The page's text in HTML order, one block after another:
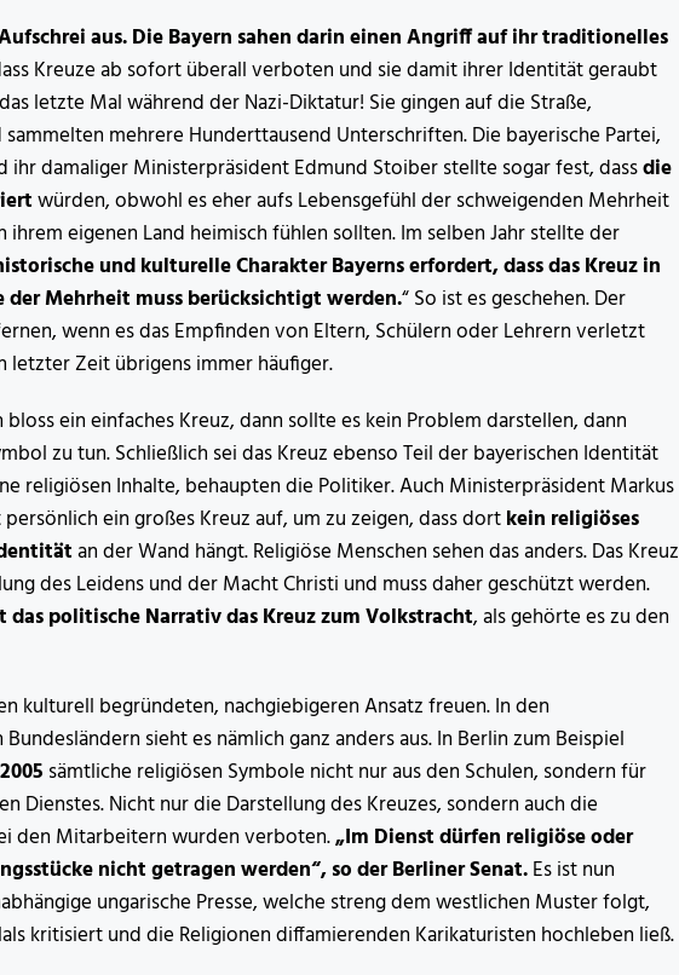
aus. Die Bayern sahen darin einen Angriff auf ihr traditionelles
Kreuze ab sofort überall verboten und sie damit ihrer Identität geraubt
letzte Mal während der Nazi-Diktatur! Sie gingen auf die Straße,
mehrere Hunderttausend Unterschriften. Die bayerische Partei,
damaliger Ministerpräsident Edmund Stoiber stellte sogar fest, dassdie
würden, obwohl es eher aufs Lebensgefühl der schweigenden Mehrheit
eigenen Land heimisch fühlen sollten. Im selben Jahr stellte der
und kulturelle Charakter Bayerns erfordert, dass das Kreuz in
Mehrheit muss berücksichtigt werden.“ So ist es geschehen. Der
wenn es das Empfinden von Eltern, Schülern oder Lehrern verletzt
letzter Zeit übrigens immer häufiger.
ein einfaches Kreuz, dann sollte es kein Problem darstellen, dann
zu tun. Schließlich sei das Kreuz ebenso Teil der bayerischen Identität
religiösen Inhalte, behaupten die Politiker. Auch Ministerpräsident Markus
ein großes Kreuz auf, um zu zeigen, dass dortkein religiöses
an der Wand hängt. Religiöse Menschen sehen das anders. Das Kreuz
des Leidens und der Macht Christi und muss daher geschützt werden.
politische Narrativ das Kreuz zum Volkstracht, als gehörte es zu den
kulturell begründeten, nachgiebigeren Ansatz freuen. In den
sieht es nämlich ganz anders aus. In Berlin zum Beispiel
2005 sämtliche religiösen Symbole nicht nur aus den Schulen, sondern für
Dienstes. Nicht nur die Darstellung des Kreuzes, sondern auch die
den Mitarbeitern wurden verboten.„Im Dienst dürfen religiöse oder
nicht getragen werden“, so der Berliner Senat.Es ist nun
ungarische Presse, welche streng dem westlichen Muster folgt,
kritisiert und die Religionen diffamierenden Karikaturisten hochleben ließ.